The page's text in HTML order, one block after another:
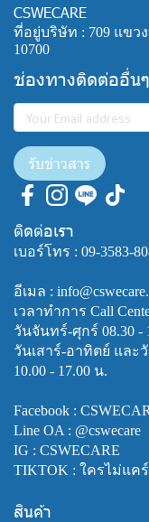
CSWECARE
ที่อยู่บริษัท : 709 แขว
10700
ช่องทางติดต่ออื่นๆ
รับข่าวสาร
ติดต่อเรา
เบอร์โทร : 09-3583-
อีเมล :
เวลาทำการ Call
วันจันทร์-ศุกร์ 08.30 -
วันเสาร์-อาทิตย์ และ
10.00 - 17.00 น.
Facebook :
Line OA : @cswecare
IG : CSWECARE
TIKTOK : ใครไม่แคร์
สินค้า